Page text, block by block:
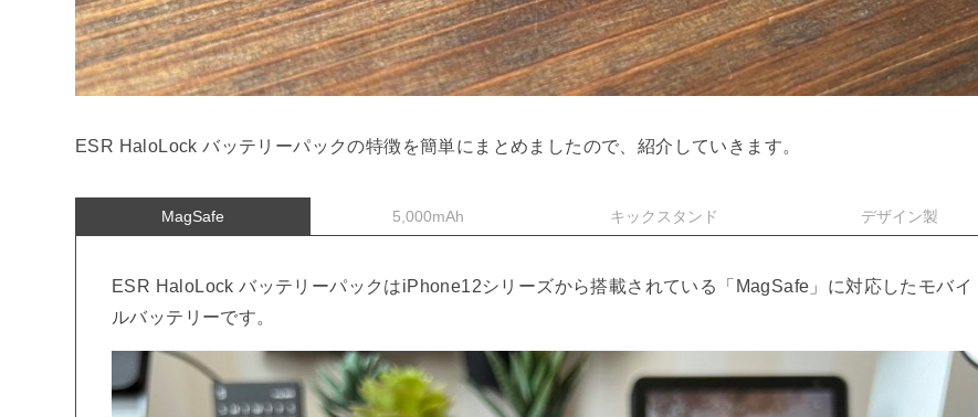
ESR HaloLock バッテリーパックの特徴を簡単にまとめましたので、紹介していきます。
MagSafe 5,000mAh キックスタンド デザイン製
ESR HaloLock バッテリーパックはiPhone12シリーズから搭載されている「MagSafe」に対応したモバイ
ルバッテリーです。